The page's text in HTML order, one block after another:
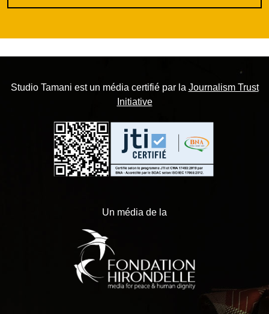
Studio Tamani est un média certifié par la Journalism Trust
Initiative
Un média de la